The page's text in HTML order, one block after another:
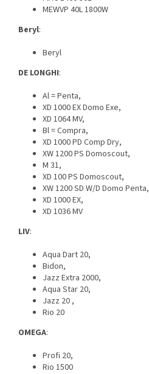
MEWVP 40L 1800W
Beryl:
Beryl
DE LONGHI:
Al = Penta,
XD 1000 EX Domo Exe,
XD 1064 MV,
Bl = Compra,
XD 1000 PD Comp Dry,
XW 1200 PS Domoscout,
M 31,
XD 100 PS Domoscout,
XW 1200 SD W/D Domo Penta,
XD 1000 EX,
XD 1036 MV
LIV:
Aqua Dart 20,
Bidon,
Jazz Extra 2000,
Aqua Star 20,
Jazz 20 ,
Rio 20
OMEGA:
Profi 20,
Rio 1500